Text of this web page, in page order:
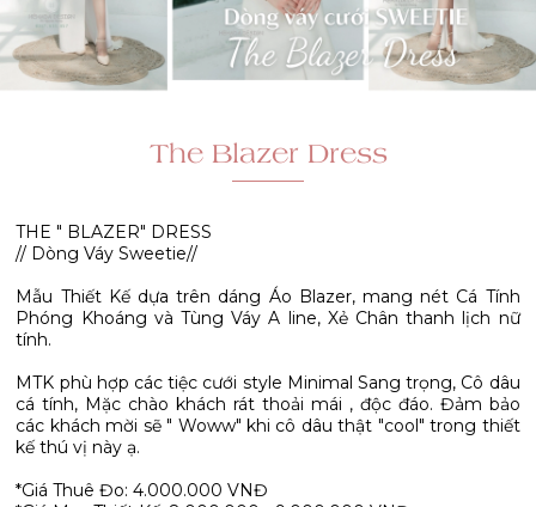
The Blazer Dress
THE " BLAZER" DRESS
// Dòng Váy Sweetie//
Mẫu Thiết Kế dựa trên dáng Áo Blazer, mang nét Cá Tính
Phóng Khoáng và Tùng Váy A line, Xẻ Chân thanh lịch nữ
tính.
MTK phù hợp các tiệc cưới style Minimal Sang trọng, Cô dâu
cá tính, Mặc chào khách rát thoải mái , độc đáo. Đảm bảo
các khách mời sẽ " Woww" khi cô dâu thật "cool" trong thiết
kế thú vị này ạ.
*Giá Thuê Đo: 4.000.000 VNĐ